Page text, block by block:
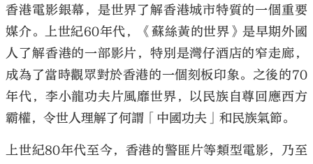
香港電影銀幕，是世界了解香港城市特質的一個重要
媒介。上世紀60年代，《蘇絲黃的世界》是早期外國
人了解香港的一部影片，特別是灣仔酒店的窄走廊，
成為了當時觀眾對於香港的一個刻板印象。之後的70
年代，李小龍功夫片風靡世界，以民族自尊回應西方
霸權，令世人理解了何謂「中國功夫」和民族氣節。
上世紀80年代至今，香港的警匪片等類型電影，乃至